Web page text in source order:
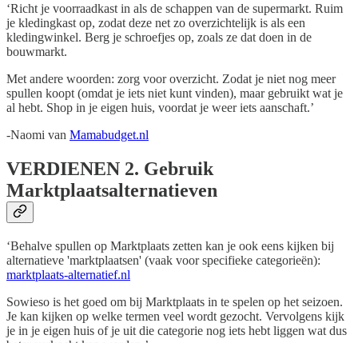
‘Richt je voorraadkast in als de schappen van de supermarkt. Ruim
je kledingkast op, zodat deze net zo overzichtelijk is als een
kledingwinkel. Berg je schroefjes op, zoals ze dat doen in de
bouwmarkt.
Met andere woorden: zorg voor overzicht. Zodat je niet nog meer
spullen koopt (omdat je iets niet kunt vinden), maar gebruikt wat je
al hebt. Shop in je eigen huis, voordat je weer iets aanschaft.’
-Naomi van Mamabudget.nl
VERDIENEN 2. Gebruik
Marktplaatsalternatieven
‘Behalve spullen op Marktplaats zetten kan je ook eens kijken bij
alternatieve 'marktplaatsen' (vaak voor specifieke categorieën):
marktplaats-alternatief.nl
Sowieso is het goed om bij Marktplaats in te spelen op het seizoen.
Je kan kijken op welke termen veel wordt gezocht. Vervolgens kijk
je in je eigen huis of je uit die categorie nog iets hebt liggen wat dus